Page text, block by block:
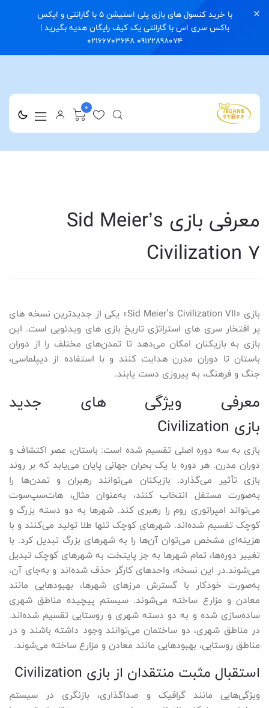
با خرید کنسول های بازی پلی استیشن 5 با گارانتی و ایکس
باکس سری اس با گارانتی یک کیف رایگان هدیه بگیرید |
09122898074 02166703648
0
معرفی بازی Sid Meier’s
Civilization 7
بازی «Sid Meier’s Civilization VII» یکی از جدیدترین نسخه های
پر افتخار سری های استراتژی تاریخ بازی های ویدئویی است. این
بازی به بازیکنان امکان می‌دهد تا تمدن‌های مختلف را از دوران
باستان تا دوران مدرن هدایت کنند و با استفاده از دیپلماسی،
جنگ و فرهنگ، به پیروزی دست یابند.
معرفی ویژگی های جدید
بازی Civilization
بازی به سه دوره اصلی تقسیم شده است: باستان، عصر اکتشاف و
دوران مدرن. هر دوره با یک بحران جهانی پایان می‌یابد که بر روند
بازی تأثیر می‌گذارد. بازیکنان می‌توانند رهبران و تمدن‌ها را
به‌صورت مستقل انتخاب کنند، به‌عنوان مثال، هات‌سپ‌سوت
می‌تواند امپراتوری روم را رهبری کند. شهرها به دو دسته بزرگ و
کوچک تقسیم شده‌اند. شهرهای کوچک تنها طلا تولید می‌کنند و با
هزینه‌ای مشخص می‌توان آن‌ها را به شهرهای بزرگ تبدیل کرد. با
تغییر دوره‌ها، تمام شهرها به جز پایتخت به شهرهای کوچک تبدیل
می‌شوند.در این نسخه، واحدهای کارگر حذف شده‌اند و به‌جای آن،
به‌صورت خودکار با گسترش مرزهای شهرها، بهبودهایی مانند
معادن و مزارع ساخته می‌شوند. سیستم پیچیده مناطق شهری
ساده‌سازی شده و به دو دسته شهری و روستایی تقسیم شده‌اند.
در مناطق شهری، دو ساختمان می‌توانند وجود داشته باشند و در
مناطق روستایی، بهبودهایی مانند معادن و مزارع ساخته می‌شوند.
استقبال مثبت منتقدان از بازی Civilization
ویژگی‌هایی مانند گرافیک و صداگذاری، بازنگری در سیستم